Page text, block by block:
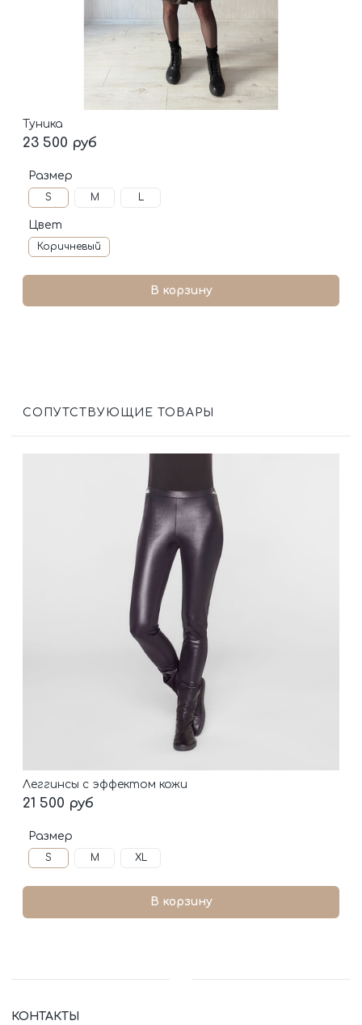
Туника
23 500 руб
Размер
S M L
Цвет
Коричневый
В корзину
СОПУТСТВУЮЩИЕ ТОВАРЫ
Леггинсы с эффектом кожи
21 500 руб
Размер
S M XL
В корзину
КОНТАКТЫ